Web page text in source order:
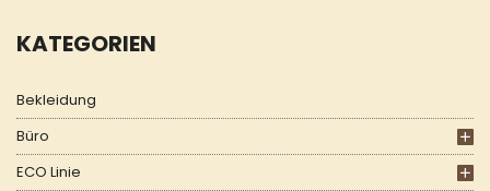
KATEGORIEN
Bekleidung
Büro
ECO Linie